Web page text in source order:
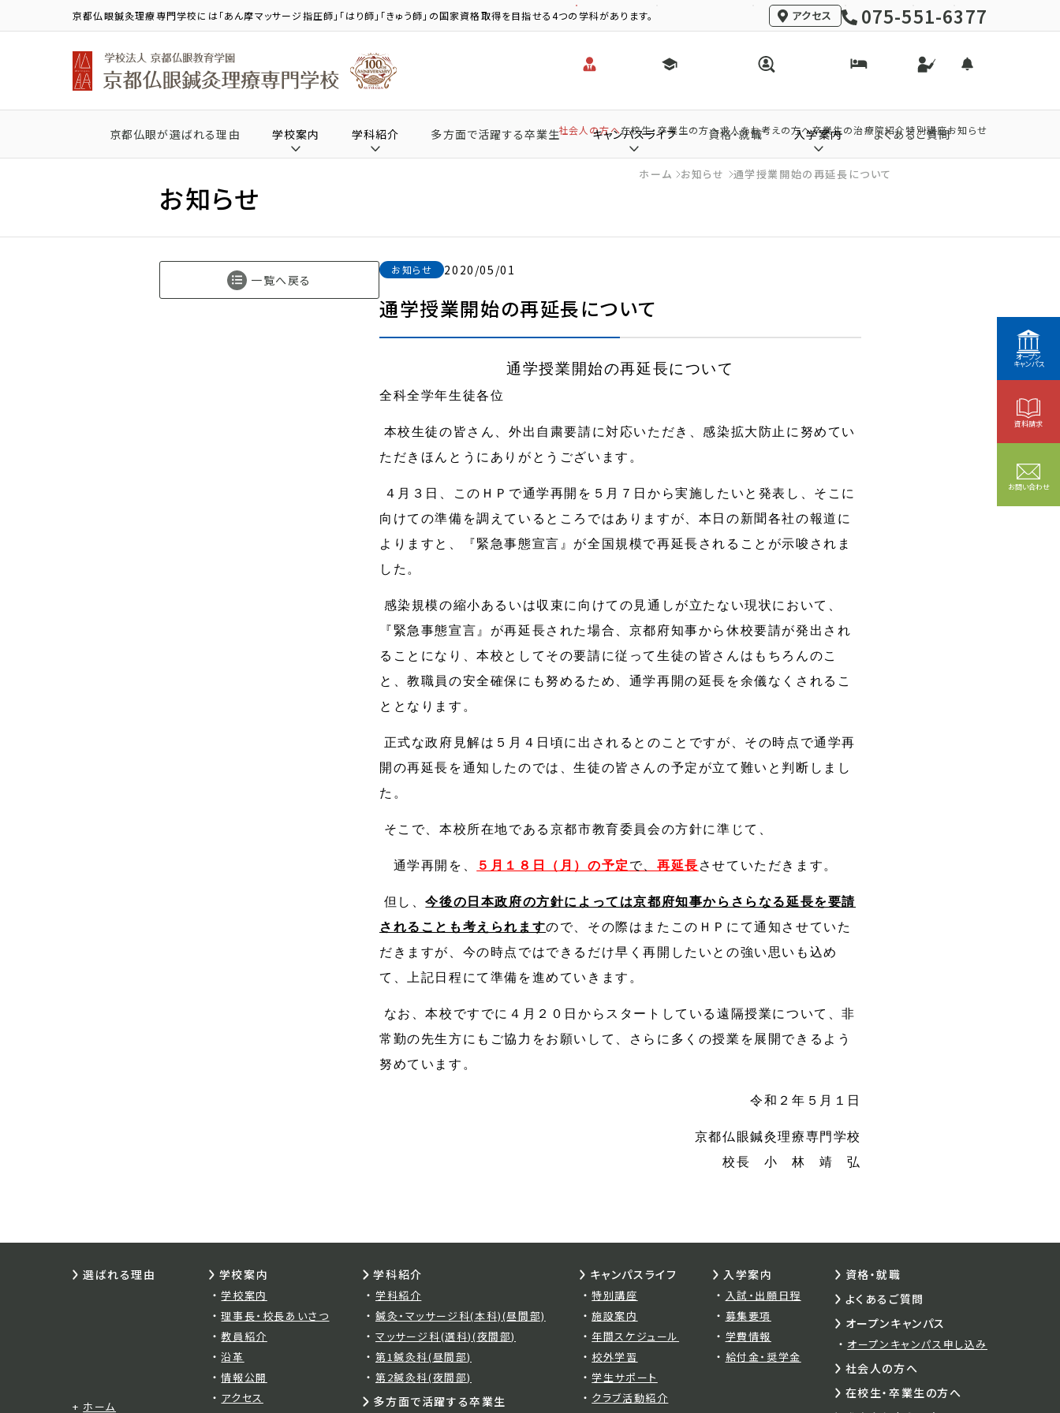
京都仏眼鍼灸理療専門学校には「あん摩マッサージ指圧師」「はり師」「きゅう師」の国家資格取得を目指せる4つの学科があります。 アクセス 075-551-6377
社会人の方へ在校生・卒業生の方へ求人をお考えの方へ卒業生の治療院紹介特別講座お知らせ
京都仏眼が選ばれる理由 学校案内 学科紹介 多方面で活躍する卒業生 キャンパスライフ 資格・就職 入学案内 よくあるご質問
お知らせ
ホーム お知らせ 通学授業開始の再延長について
お知らせ 2020/05/01
通学授業開始の再延長について
通学授業開始の再延長について
全科全学年生徒各位
本校生徒の皆さん、外出自粛要請に対応いただき、感染拡大防止に努めてい
ただきほんとうにありがとうございます。
４月３日、このＨＰで通学再開を５月７日から実施したいと発表し、そこに
向けての準備を調えているところではありますが、本日の新聞各社の報道に
よりますと、『緊急事態宣言』が全国規模で再延長されることが示唆されま
した。
感染規模の縮小あるいは収束に向けての見通しが立たない現状において、
『緊急事態宣言』が再延長された場合、京都府知事から休校要請が発出され
ることになり、本校としてその要請に従って生徒の皆さんはもちろんのこ
と、教職員の安全確保にも努めるため、通学再開の延長を余儀なくされるこ
ととなります。
正式な政府見解は５月４日頃に出されるとのことですが、その時点で通学再
開の再延長を通知したのでは、生徒の皆さんの予定が立て難いと判断しまし
た。
そこで、本校所在地である京都市教育委員会の方針に準じて、
通学再開を、 ５月１８日（月）の予定 で、再延長 させていただきます。
但し、今後の日本政府の方針によっては京都府知事からさらなる延長を要請
されることも考えられますので、その際はまたこのＨＰにて通知させていた
だきますが、今の時点ではできるだけ早く再開したいとの強い思いも込め
て、上記日程にて準備を進めていきます。
なお、本校ですでに４月２０日からスタートしている遠隔授業について、非
常勤の先生方にもご協力をお願いして、さらに多くの授業を展開できるよう
努めています。
令和２年５月１日
京都仏眼鍼灸理療専門学校
校長 小 林 靖 弘
一覧へ戻る
選ばれる理由
ホーム
学校案内
学校案内
理事長・校長あいさつ
教員紹介
沿革
情報公開
アクセス
学科紹介
学科紹介
鍼灸・マッサージ科(本科)(昼間部)
マッサージ科(選科)(夜間部)
第1鍼灸科(昼間部)
第2鍼灸科(夜間部)
多方面で活躍する卒業生
キャンパスライフ
特別講座
施設案内
年間スケジュール
校外学習
学生サポート
クラブ活動紹介
入学案内
入試・出願日程
募集要項
学費情報
給付金・奨学金
資格・就職
よくあるご質問
オープンキャンパス
オープンキャンパス申し込み
社会人の方へ
在校生・卒業生の方へ
オープン
キャンパス
資料請求
お問い合わせ